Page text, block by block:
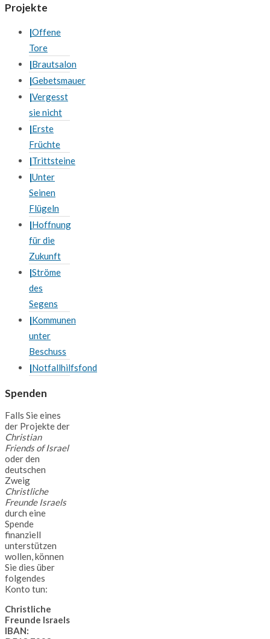
Projekte
Offene
Tore
Brautsalon
Gebetsmauer
Vergesst
sie nicht
Erste
Früchte
Trittsteine
Unter
Seinen
Flügeln
Hoffnung
für die
Zukunft
Ströme
des
Segens
Kommunen
unter
Beschuss
Notfallhilfsfond
Spenden
Falls Sie eines
der Projekte der
Christian
Friends of Israel
oder den
deutschen
Zweig
Christliche
Freunde Israels
durch eine
Spende
finanziell
unterstützen
wollen, können
Sie dies über
folgendes
Konto tun:
Christliche
Freunde Israels
IBAN: